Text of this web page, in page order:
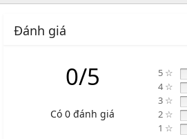
Đánh giá
0/5
Có 0 đánh giá
5 ☆
4 ☆
3 ☆
2 ☆
1 ☆